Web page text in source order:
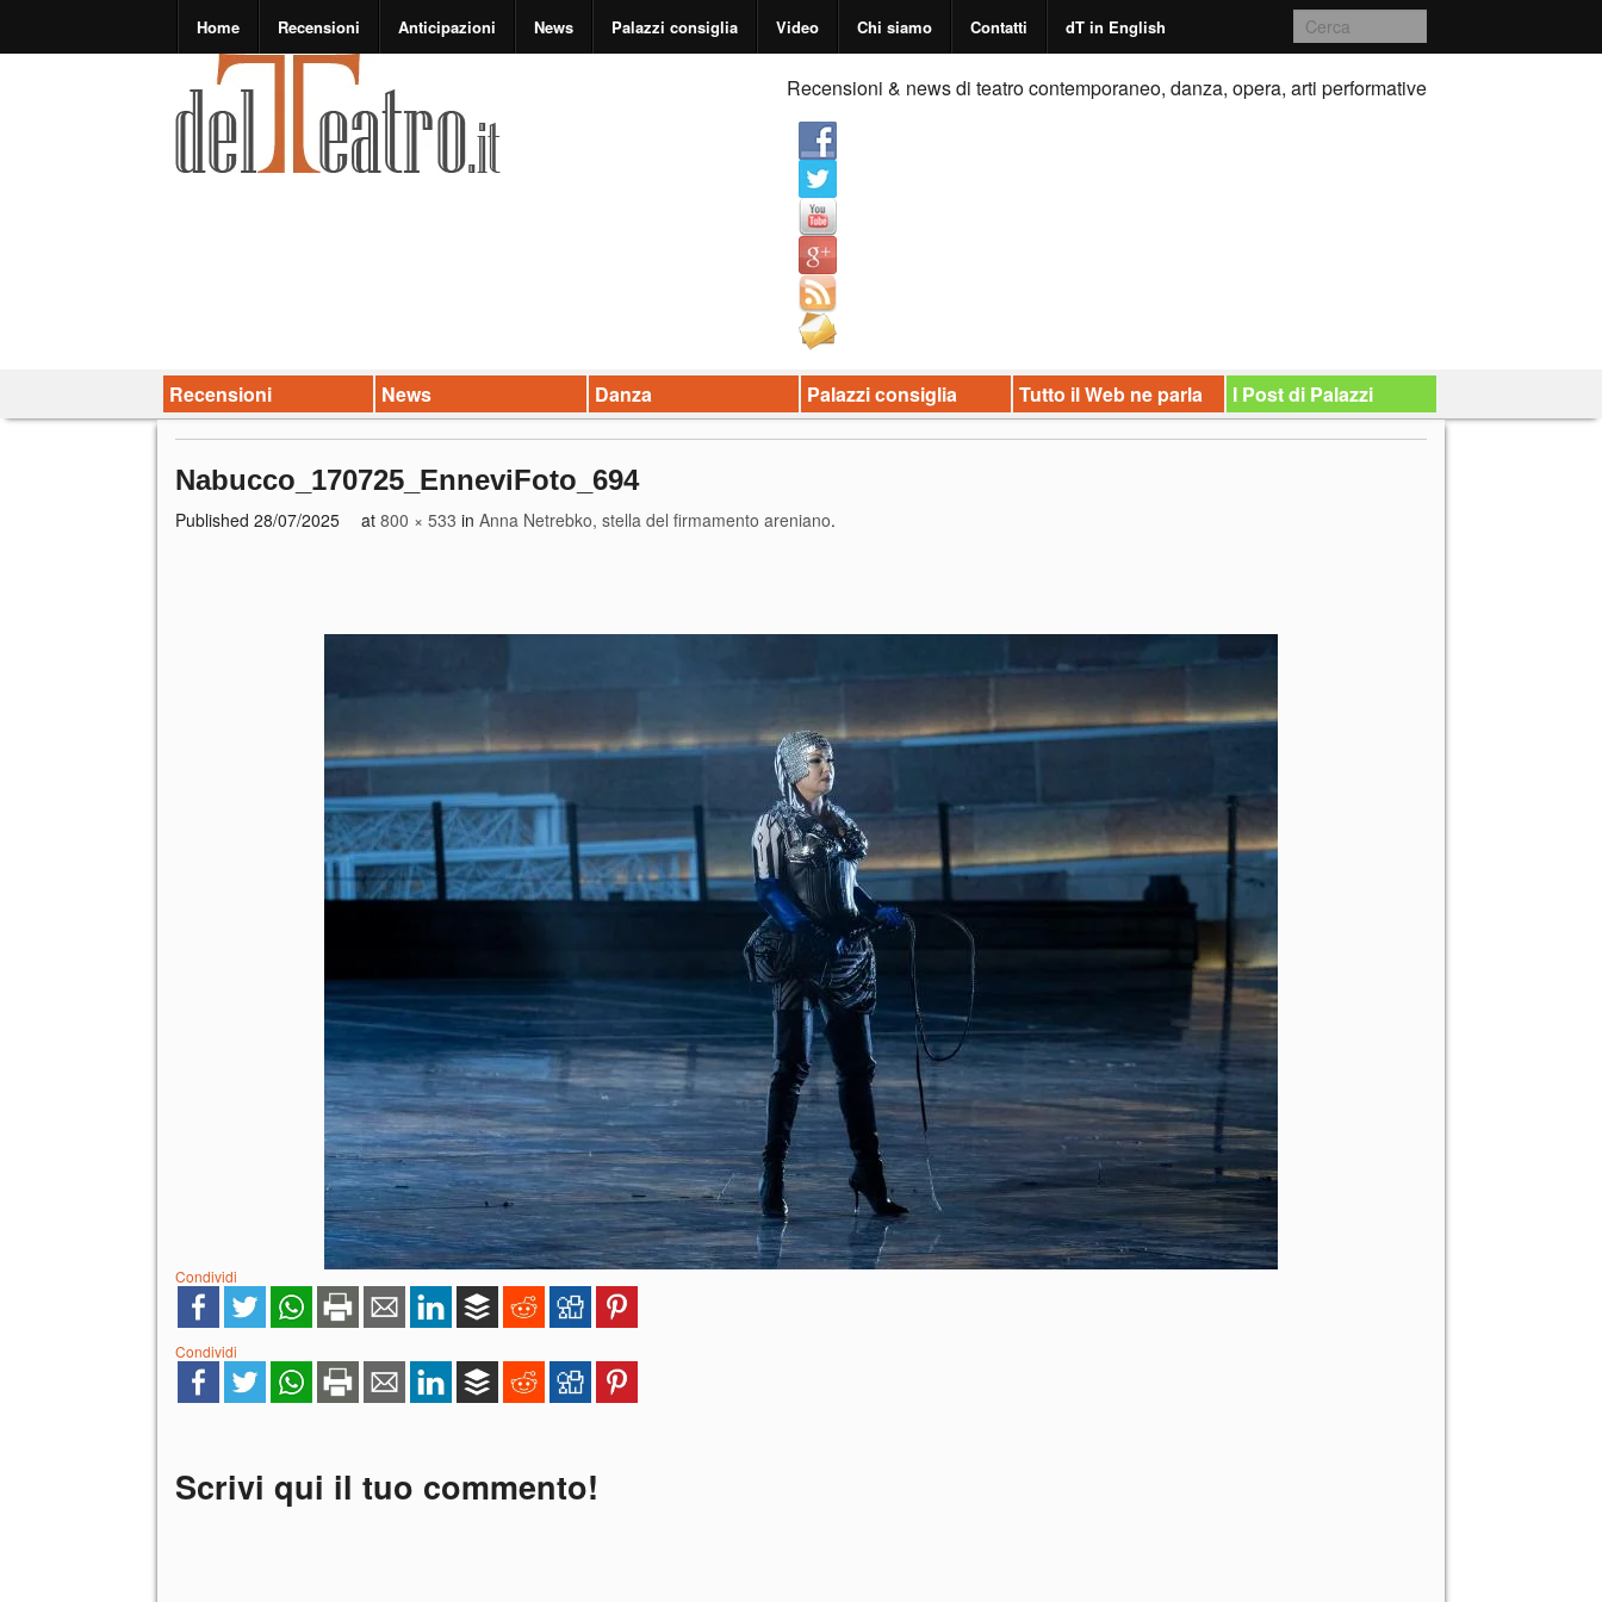
Home Recensioni Anticipazioni News Palazzi consiglia Video Chi siamo Contatti dT in English
Recensioni & news di teatro contemporaneo, danza, opera, arti performative
Recensioni News Danza Palazzi consiglia Tutto il Web ne parla I Post di Palazzi
Nabucco_170725_EnneviFoto_694
Published 28/07/2025 at 800 × 533 in Anna Netrebko, stella del firmamento areniano.
Condividi
Condividi
Scrivi qui il tuo commento!